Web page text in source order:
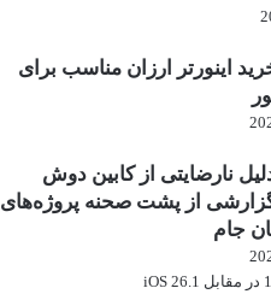
اینورتر ارزان مناسب برای
نارضایتی از کابین دوش
از پشت صحنه پروژه‌های
جام